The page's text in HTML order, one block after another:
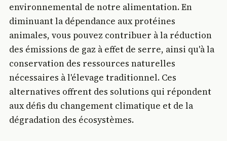
environnemental de notre alimentation. En
diminuant la dépendance aux protéines
animales, vous pouvez contribuer à la réduction
des émissions de gaz à effet de serre, ainsi qu'à la
conservation des ressources naturelles
nécessaires à l'élevage traditionnel. Ces
alternatives offrent des solutions qui répondent
aux défis du changement climatique et de la
dégradation des écosystèmes.